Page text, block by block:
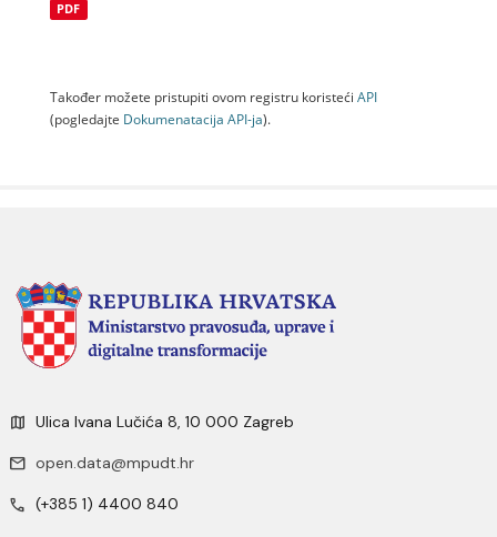
PDF
Također možete pristupiti ovom registru koristeći API
(pogledajte Dokumenаtаcijа API-jа).